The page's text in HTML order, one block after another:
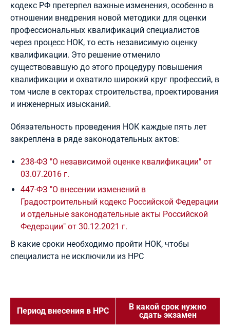
кодекс РФ претерпел важные изменения, особенно в
отношении внедрения новой методики для оценки
профессиональных квалификаций специалистов
через процесс НОК, то есть независимую оценку
квалификации. Это решение отменило
существовавшую до этого процедуру повышения
квалификации и охватило широкий круг профессий, в
том числе в секторах строительства, проектирования
и инженерных изысканий.
Обязательность проведения НОК каждые пять лет
закреплена в ряде законодательных актов:
238-ФЗ "О независимой оценке квалификации" от
03.07.2016 г.
447-ФЗ "О внесении изменений в
Градостроительный кодекс Российской Федерации
и отдельные законодательные акты Российской
Федерации" от 30.12.2021 г.
В какие сроки необходимо пройти НОК, чтобы
специалиста не исключили из НРС
Период внесения в НРС
В какой срок нужно
сдать экзамен